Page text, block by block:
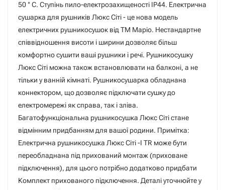
50 ° С. Ступінь пило-електрозахищеності IP44. Електрична
сушарка для рушників Люкс Сіті - це нова модель
електричних рушникосушок від ТМ Маріо. Нестандартне
співвідношення висоти і ширини дозволяє більш
комфортно сушити ваші рушники і речі. Рушникосушку
Люкс Сіті можна також встановлювати на балконі, а не
тільки у ванній кімнаті. Рушникосушарка обладнана
коннектором, що дозволяє підключати сушку до
електромережі як справа, так і зліва.
Багатофункціональна рушникосушка Люкс Сіті стане
відмінним придбанням для вашої родини. Примітка:
Електрична рушникосушка Люкс Сіті -I TR може бути
переобладнана під прихований монтаж (приховане
підключення), для цього потрібно додатково придбати
Комплект прихованого підключення. Деталі уточнюйте у